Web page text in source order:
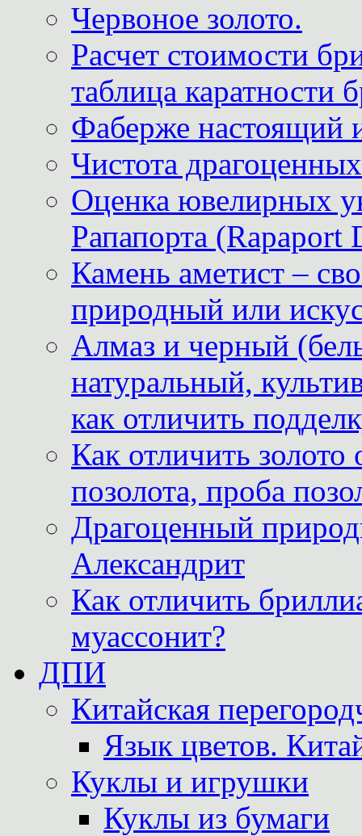
Червоное золото.
Расчет стоимости
таблица каратности
Фаберже настоящий
Чистота
Оценка ювелирных
Рапапорта (Rapaport
Камень аметист –
природный или
Алмаз и черный
натуральный,
как отличить
Как отличить
позолота, проба
Драгоценный
Александрит
Как отличить
муассонит?
ДПИ
Китайская
Язык цветов.
Куклы и игрушки
Куклы из бумаги